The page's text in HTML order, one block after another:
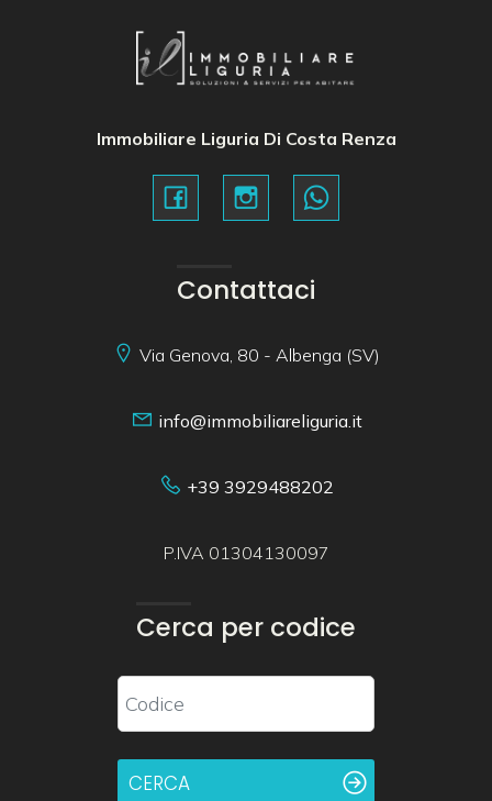
Immobiliare Liguria Di Costa Renza
Contattaci
Via Genova, 80 - Albenga (SV)
info@immobiliareliguria.it
+39 3929488202
P.IVA 01304130097
Cerca per codice
CERCA